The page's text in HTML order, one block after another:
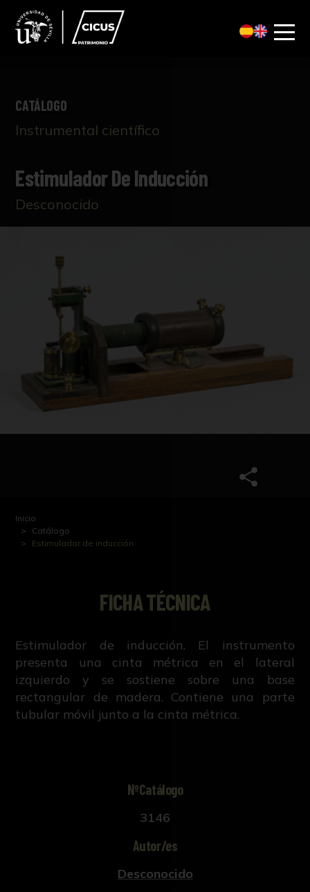
CATÁLOGO
Instrumental científico
Estimulador De Inducción
Desconocido
Inicio
Catálogo
Estimulador de inducción
FICHA TÉCNICA
Estimulador de inducción. El instrumento
presenta una cinta métrica en el lateral
izquierdo y se sostiene sobre una base
rectangular de madera. Contiene una parte
tubular móvil junto a la cinta métrica.
NºCatálogo
3146
Autor/es
Desconocido